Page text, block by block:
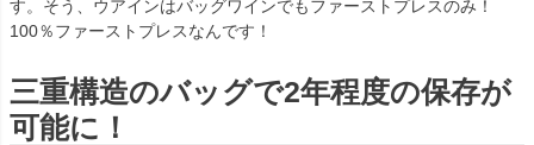
す。そう、ウアインはバッグワインでもファーストプレスのみ！
100％ファーストプレスなんです！
三重構造のバッグで2年程度の保存が
可能に！